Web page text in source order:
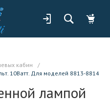
кабин
/
10Ватт. Для моделей 8813-8814
лампой